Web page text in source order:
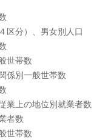
区分）、男女別人口
世帯数
係別一般世帯数
業上の地位別就業者数
者数
世帯数